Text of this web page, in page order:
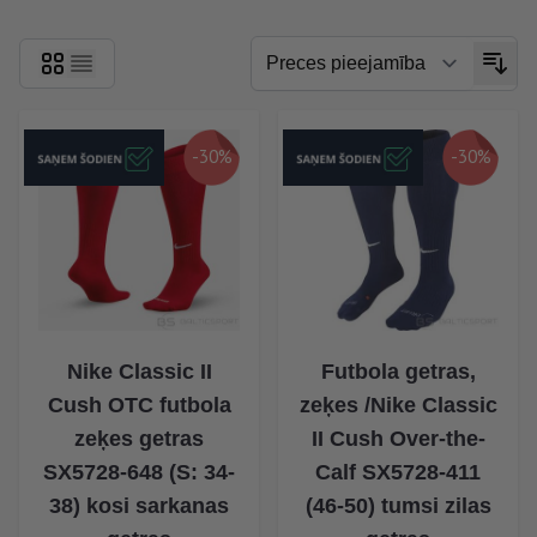
-30%
Nike Classic II
Cush OTC futbola
zeķes getras
SX5728-648 (S: 34-
38) kosi sarkanas
-30%
Futbola getras,
zeķes /Nike Classic
II Cush Over-the-
Calf SX5728-411
(46-50) tumsi zilas